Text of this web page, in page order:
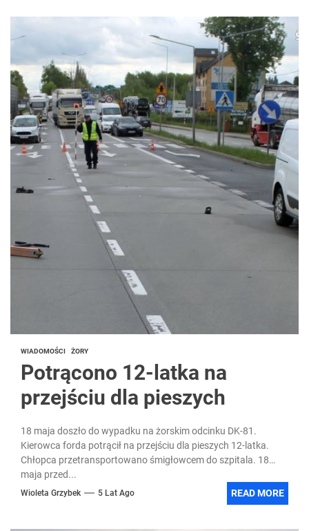
WIADOMOŚCI ŻORY
Potrącono 12-latka na
przejściu dla pieszych
18 maja doszło do wypadku na żorskim odcinku DK-81.
Kierowca forda potrącił na przejściu dla pieszych 12-latka.
Chłopca przetransportowano śmigłowcem do szpitala. 18
maja przed...
Wioleta Grzybek 5 Lat Ago READ MORE